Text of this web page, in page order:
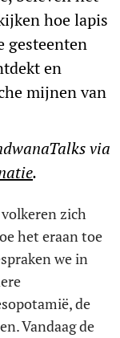
hoe lapis
gesteenten
en
mijnen van
via
.
zich
het eraan toe
we in
de
Vandaag de